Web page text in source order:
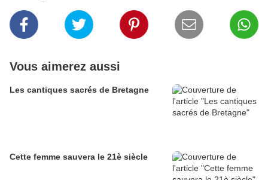
Vous aimerez aussi
Les cantiques sacrés de Bretagne
Cette femme sauvera le 21è siècle